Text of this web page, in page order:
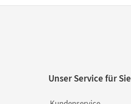
Unser Service für Sie